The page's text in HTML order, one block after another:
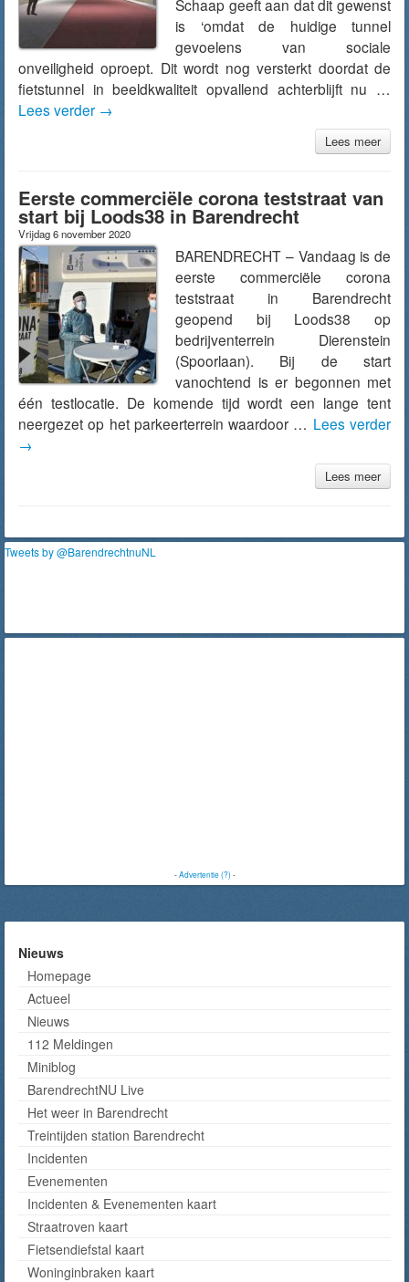
Schaap geeft aan dat dit gewenst
is ‘omdat de huidige tunnel
gevoelens van sociale
onveiligheid oproept. Dit wordt nog versterkt doordat de
fietstunnel in beeldkwaliteit opvallend achterblijft nu …
Lees verder →
Lees meer
Eerste commerciële corona teststraat van
start bij Loods38 in Barendrecht
Vrijdag 6 november 2020
BARENDRECHT – Vandaag is de
eerste commerciële corona
teststraat in Barendrecht
geopend bij Loods38 op
bedrijventerrein Dierenstein
(Spoorlaan). Bij de start
vanochtend is er begonnen met
één testlocatie. De komende tijd wordt een lange tent
neergezet op het parkeerterrein waardoor … Lees verder
→
Lees meer
Tweets by @BarendrechtnuNL
-Advertentie (?)-
Nieuws
Homepage
Actueel
Nieuws
112 Meldingen
Miniblog
BarendrechtNU Live
Het weer in Barendrecht
Treintijden station Barendrecht
Incidenten
Evenementen
Incidenten & Evenementen kaart
Straatroven kaart
Fietsendiefstal kaart
Woninginbraken kaart